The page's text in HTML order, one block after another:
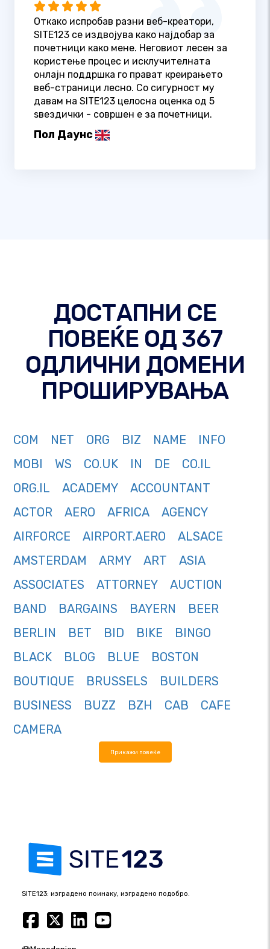
Откако испробав разни веб-креатори,
SITE123 се издвојува како најдобар за
почетници како мене. Неговиот лесен за
користење процес и исклучителната
онлајн поддршка го прават креирањето
веб-страници лесно. Со сигурност му
давам на SITE123 целосна оценка од 5
ѕвездички - совршен е за почетници.
Пол Даунс
ДОСТАПНИ СЕ
ПОВЕЌЕ ОД 367
ОДЛИЧНИ ДОМЕНИ
ПРОШИРУВАЊА
COM NET ORG BIZ NAME
INFO
MOBI
WS CO.UK IN DE
CO.IL
ORG.IL
ACADEMY
ACCOUNTANT
ACTOR
AERO AFRICA
AGENCY
AIRFORCE
AIRPORT.AERO
ALSACE
AMSTERDAM
ARMY ART
ASIA
ASSOCIATES
ATTORNEY
AUCTION
BAND
BARGAINS BAYERN
BEER
BERLIN
BET BID BIKE
BINGO
BLACK
BLOG BLUE
BOSTON
BOUTIQUE
BRUSSELS
BUILDERS
BUSINESS
BUZZ BZH CAB
CAFE
CAMERA
Прикажи повеќе
SITE123: изградено поинаку, изградено подобро.